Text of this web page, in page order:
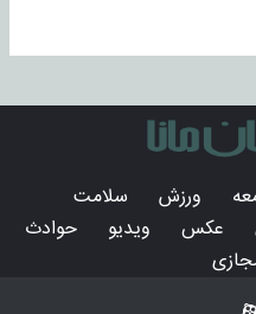
ورزش
سلامت
عکس ویدیو
حوادث